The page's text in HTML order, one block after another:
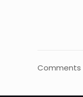
Comments